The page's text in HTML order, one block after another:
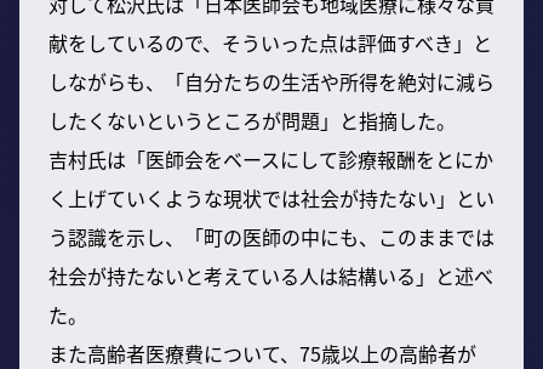
献をしているので、そういった点は評価すべき」と
しながらも、「自分たちの生活や所得を絶対に減ら
したくないというところが問題」と指摘した。
吉村氏は「医師会をベースにして診療報酬をとにか
く上げていくような現状では社会が持たない」とい
う認識を示し、「町の医師の中にも、このままでは
社会が持たないと考えている人は結構いる」と述べ
た。
また高齢者医療費について、75歳以上の高齢者が